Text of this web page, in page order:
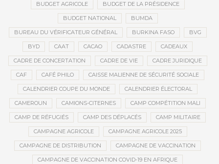
BUDGET AGRICOLE BUDGET DE LA PRÉSIDENCE
BUDGET NATIONAL BUMDA
BUREAU DU VÉRIFICATEUR GÉNÉRAL BURKINA FASO BVG
BYD CAAT CACAO CADASTRE CADEAUX
CADRE DE CONCERTATION CADRE DE VIE CADRE JURIDIQUE
CAF CAFÉ PHILO CAISSE MALIENNE DE SÉCURITÉ SOCIALE
CALENDRIER COUPE DU MONDE CALENDRIER ÉLECTORAL
CAMEROUN CAMIONS-CITERNES CAMP COMPÉTITION MALI
CAMP DE RÉFUGIÉS CAMP DES DÉPLACÉS CAMP MILITAIRE
CAMPAGNE AGRICOLE CAMPAGNE AGRICOLE 2025
CAMPAGNE DE DISTRIBUTION CAMPAGNE DE VACCINATION
CAMPAGNE DE VACCINATION COVID-19 EN AFRIQUE